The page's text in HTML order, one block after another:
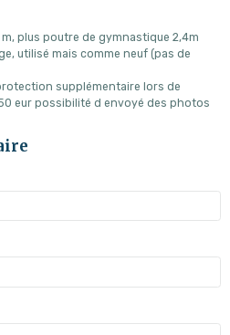
plus poutre de gymnastique 2,4m
utilisé mais comme neuf (pas de
supplémentaire lors de
eur possibilité d envoyé des photos